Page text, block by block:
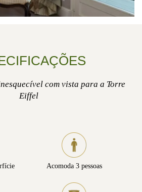
com vista para a Torre
Eiffel
Acomoda 3 pessoas